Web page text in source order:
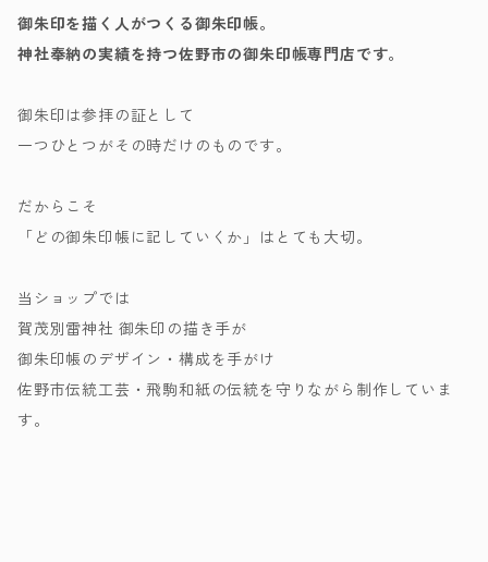
御朱印を描く人がつくる御朱印帳。
神社奉納の実績を持つ佐野市の御朱印帳専門店です。
御朱印は参拝の証として
一つひとつがその時だけのものです。
だからこそ
「どの御朱印帳に記していくか」はとても大切。
当ショップでは
賀茂別雷神社 御朱印の描き手が
御朱印帳のデザイン・構成を手がけ
佐野市伝統工芸・飛駒和紙の伝統を守りながら制作していま
す。